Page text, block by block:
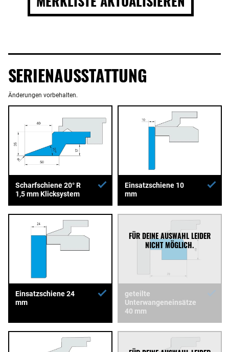
SERIENAUSSTATTUNG
Änderungen vorbehalten.
Scharfschiene 20° R
1,5 mm Klicksystem
Einsatzschiene 10
mm
Einsatzschiene 24
mm
geteilte
Unterwangeneinsätze
40 mm